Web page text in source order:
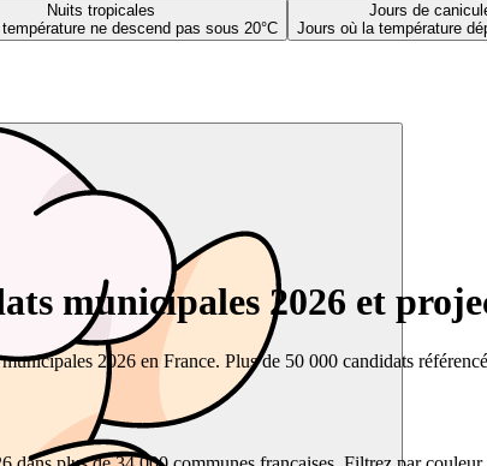
Nuits tropicales
ne descend pas sous 20°C
Jours de
Jours où la température
municipales 2026 et
2026 en France. Plus de 50 000 candidats